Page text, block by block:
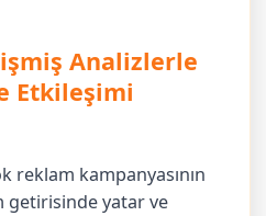
Analizlerle
Etkileşimi
reklam kampanyasının
getirisinde yatar ve